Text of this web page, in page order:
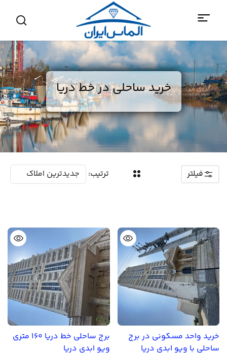
خرید ساحلی در خط دریا
فیلتر ترتیب:
خرید واحد مسکونی در برج
ساحلی با ویو ابدی دریا
برج ساحلی خط دریا 160 متری
ویو ابدی دریا